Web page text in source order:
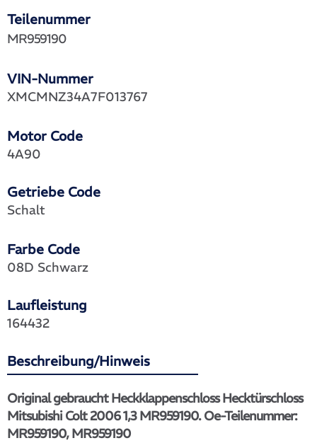
Teilenummer
VIN-Nummer
MR959190
XMCMNZ34A7F013767
Motor Code
Getriebe Code
4A90
Schalt
Farbe Code
Laufleistung
08D Schwarz
164432
Beschreibung/Hinweis
Original gebraucht Heckklappenschloss Hecktürschloss
Mitsubishi Colt 2006 1,3 MR959190. Oe-Teilenummer:
MR959190, MR959190